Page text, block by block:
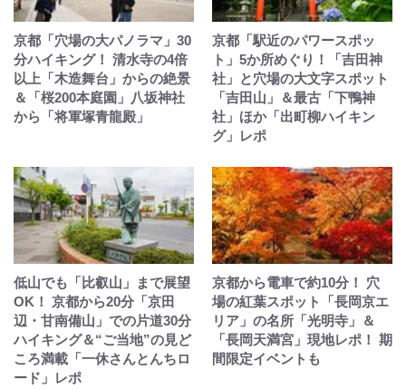
京都「穴場の大パノラマ」30
分ハイキング！ 清水寺の4倍
以上「木造舞台」からの絶景
＆「桜200本庭園」八坂神社
から「将軍塚青龍殿」
京都「駅近のパワースポッ
ト」5か所めぐり！「吉田神
社」と穴場の大文字スポット
「吉田山」＆最古「下鴨神
社」ほか「出町柳ハイキン
グ」レポ
低山でも「比叡山」まで展望
OK！ 京都から20分「京田
辺・甘南備山」での片道30分
ハイキング＆“ご当地”の見ど
ころ満載「一休さんとんちロ
ード」レポ
京都から電車で約10分！ 穴
場の紅葉スポット「長岡京エ
リア」の名所「光明寺」＆
「長岡天満宮」現地レポ！ 期
間限定イベントも